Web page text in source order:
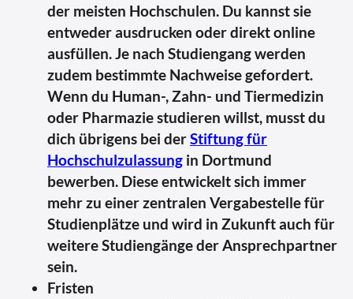
der meisten Hochschulen. Du kannst sie
entweder ausdrucken oder direkt online
ausfüllen. Je nach Studiengang werden
zudem bestimmte Nachweise gefordert.
Wenn du Human-, Zahn- und Tiermedizin
oder Pharmazie studieren willst, musst du
dich übrigens bei derStiftung für
Hochschulzulassung in Dortmund
bewerben. Diese entwickelt sich immer
mehr zu einer zentralen Vergabestelle für
Studienplätze und wird in Zukunft auch für
weitere Studiengänge der Ansprechpartner
sein.
Fristen